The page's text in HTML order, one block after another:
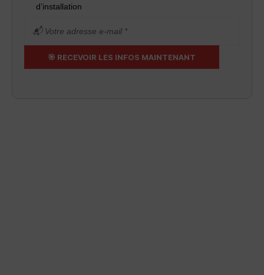
d’installation